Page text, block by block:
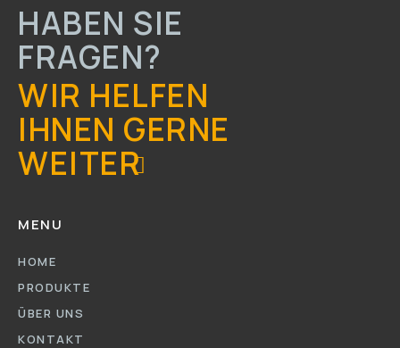
HABEN SIE
FRAGEN?
WIR HELFEN
IHNEN GERNE
WEITER
MENU
HOME
PRODUKTE
ÜBER UNS
KONTAKT